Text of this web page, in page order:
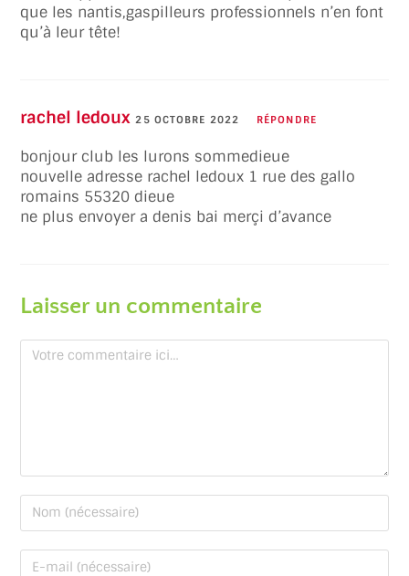
que les nantis,gaspilleurs professionnels n’en font
qu’à leur tête!
rachel ledoux 25 OCTOBRE 2022 RÉPONDRE
bonjour club les lurons sommedieue
nouvelle adresse rachel ledoux 1 rue des gallo
romains 55320 dieue
ne plus envoyer a denis bai merçi d’avance
Laisser un commentaire